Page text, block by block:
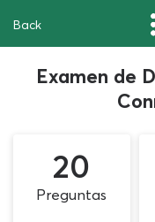
Back
Examen de
20
Preguntas